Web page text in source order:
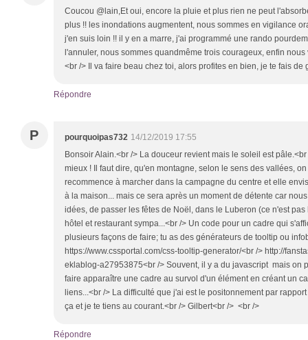
Coucou @lain,Et oui, encore la pluie et plus rien ne peut
plus !! les inondations augmentent, nous sommes en vigilance
j'en suis loin !! il y en a marre, j'ai programmé une rando
l'annuler, nous sommes quandmême trois courageux, enfin
<br /> Il va faire beau chez toi, alors profites en bien, je te fais de
Répondre
P pourquoipas732 14/12/2019 17:55
Bonsoir Alain.<br /> La douceur revient mais le soleil est
mieux ! Il faut dire, qu'en montagne, selon le sens des vallées,
recommence à marcher dans la campagne du centre et elle
à la maison... mais ce sera après un moment de détente car
idées, de passer les fêtes de Noël, dans le Luberon (ce n'est
hôtel et restaurant sympa...<br /> Un code pour un cadre qui
plusieurs façons de faire; tu as des générateurs de tooltip ou
https://www.cssportal.com/css-tooltip-generator/<br /> http://
eklablog-a27953875<br /> Souvent, il y a du javascript mais on
faire apparaître une cadre au survol d'un élément en créant un
liens...<br /> La difficulté que j'ai est le positonnement par
ça et je te tiens au courant.<br /> Gilbert<br /> <br />
Répondre